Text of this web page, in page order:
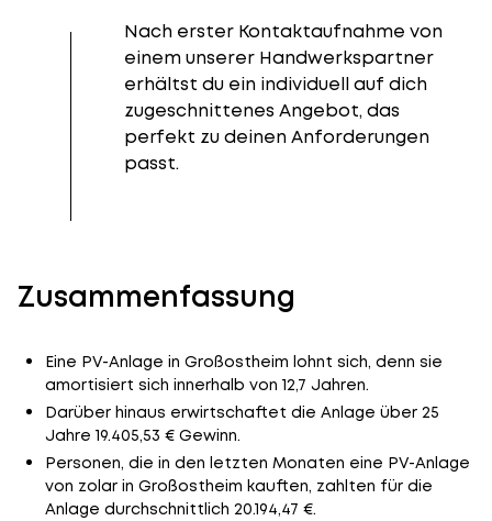
Nach erster Kontaktaufnahme von
einem unserer Handwerkspartner
erhältst du ein individuell auf dich
zugeschnittenes Angebot, das
perfekt zu deinen Anforderungen
passt.
Zusammenfassung
Eine PV-Anlage in Großostheim lohnt sich, denn sie
amortisiert sich innerhalb von 12,7 Jahren.
Darüber hinaus erwirtschaftet die Anlage über 25
Jahre 19.405,53 € Gewinn.
Personen, die in den letzten Monaten eine PV-Anlage
von zolar in Großostheim kauften, zahlten für die
Anlage durchschnittlich 20.194,47 €.